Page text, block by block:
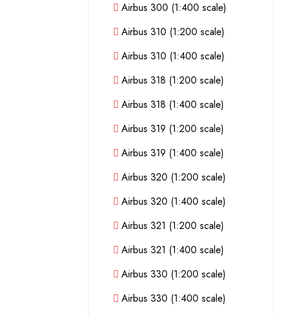
Airbus 300 (1:400 scale)
Airbus 310 (1:200 scale)
Airbus 310 (1:400 scale)
Airbus 318 (1:200 scale)
Airbus 318 (1:400 scale)
Airbus 319 (1:200 scale)
Airbus 319 (1:400 scale)
Airbus 320 (1:200 scale)
Airbus 320 (1:400 scale)
Airbus 321 (1:200 scale)
Airbus 321 (1:400 scale)
Airbus 330 (1:200 scale)
Airbus 330 (1:400 scale)